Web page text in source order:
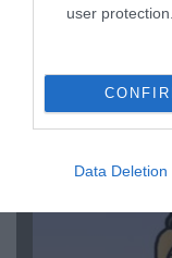
user protection.
Data Deletion
«Επιχείρηση
Αθήνα:
αντικείμενα